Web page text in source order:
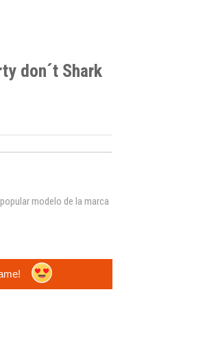
don´t Shark
modelo de la marca